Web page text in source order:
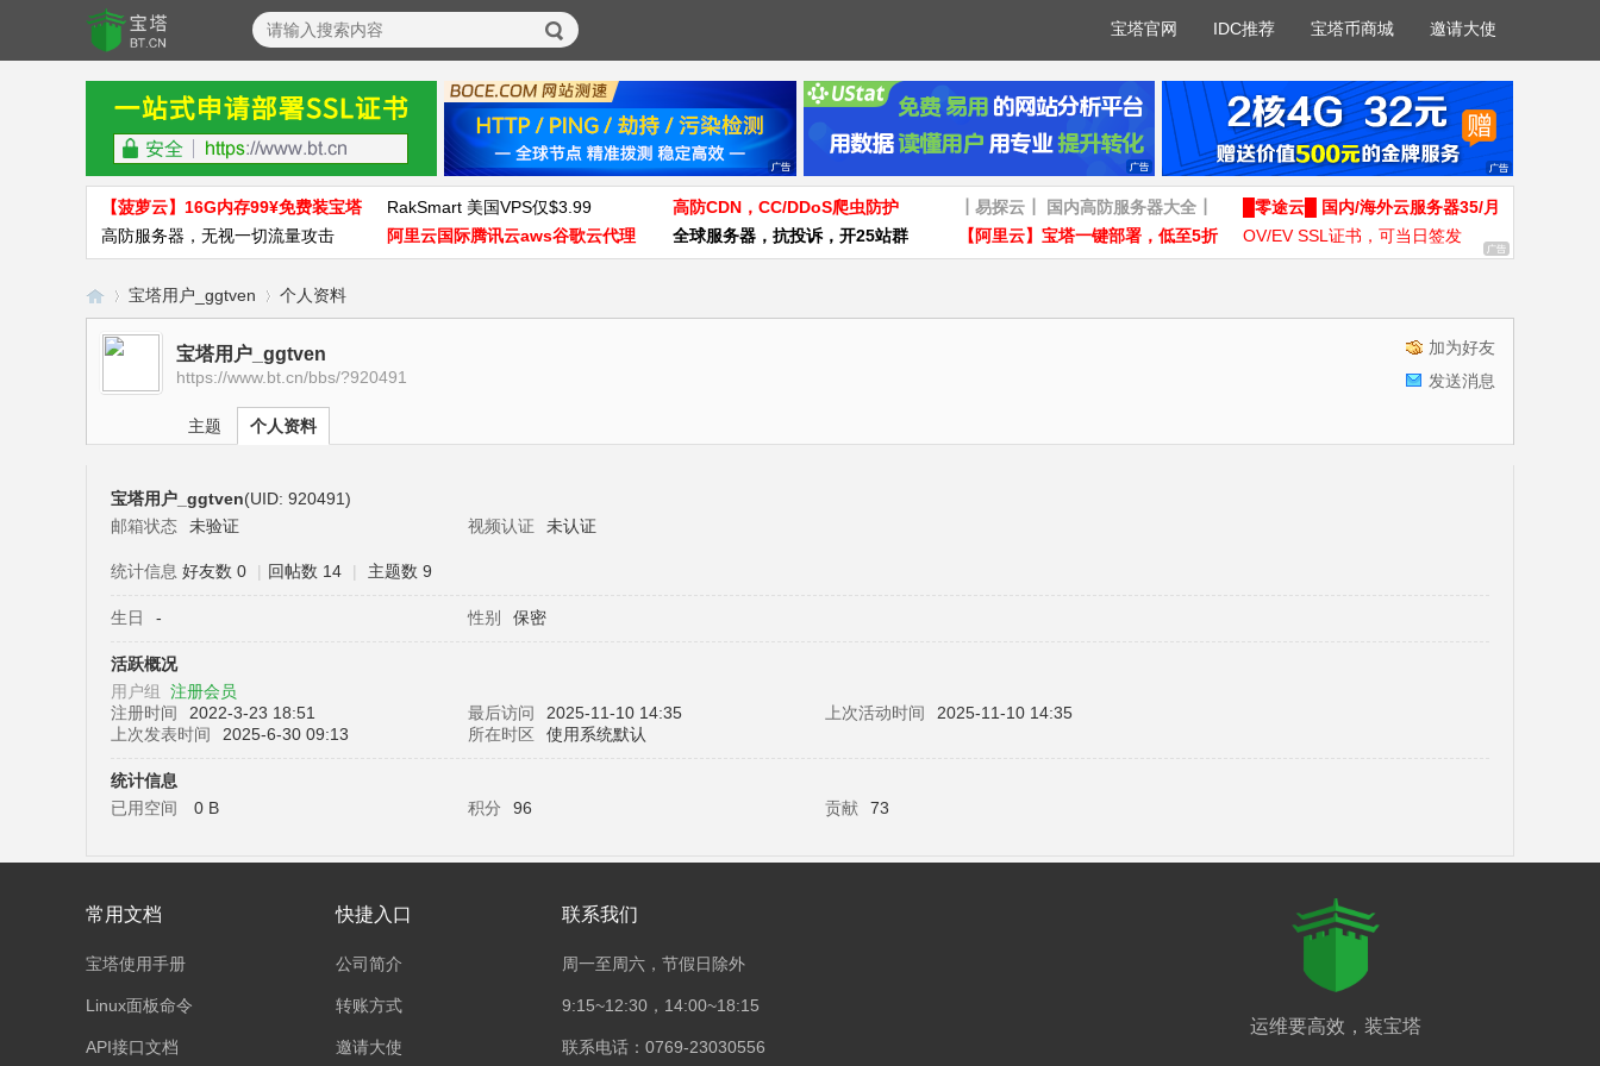
宝塔官网 IDC推荐 宝塔币商城 邀请大使
【菠萝云】16G内存99¥免费装宝塔 RakSmart 美国VPS仅$3.99 高防CDN，CC/DDoS爬虫防护 ┃易探云┃ 国内高防服务器大全┃
█零途云█ 国内/海外云服务器35/月
高防服务器，无视一切流量攻击
阿里云国际腾讯云aws谷歌云代理 全球服务器，抗投诉，开25站群 【阿里云】宝塔一键部署，低至5折 OV/EV SSL证书，可当日签发
宝›
宝塔用户_ggtven 个人资料
加为好友
发送消息
宝塔用户_ggtven
https://www.bt.cn/bbs/?920491
主题 个人资料
宝塔用户_ggtven(UID: 920491)
邮箱状态
未验证 视频认证 未认证
统计信息 好友数 0 | 回帖数 14 | 主题数 9
生日 - 性别 保密
活跃概况
用户组 注册会员
注册时间
2022-3-23 18:51 最后访问 2025-11-10 14:35 上次活动时间
2025-11-10 14:35
上次发表时间
2025-6-30 09:13 所在时区 使用系统默认
统计信息
已用空间
0 B 积分 96 贡献 73
常用文档
宝塔使用手册
Linux面板命令
API接口文档
快捷入口
公司简介
转账方式
邀请大使
联系我们
周一至周六，节假日除外
9:15~12:30，14:00~18:15
联系电话：0769-23030556
运维要高效，装宝塔